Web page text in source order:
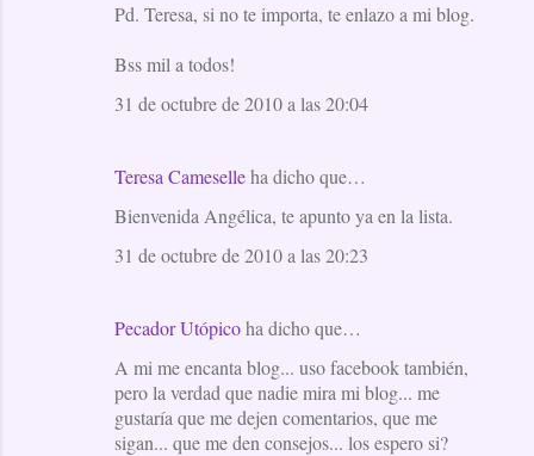
Pd. Teresa, si no te importa, te enlazo a mi blog.
Bss mil a todos!
31 de octubre de 2010 a las 20:04
Teresa Cameselleha dicho que…
Bienvenida Angélica, te apunto ya en la lista.
31 de octubre de 2010 a las 20:23
Pecador Utópicoha dicho que…
A mi me encanta blog... uso facebook también,
pero la verdad que nadie mira mi blog... me
gustaría que me dejen comentarios, que me
sigan... que me den consejos... los espero si?